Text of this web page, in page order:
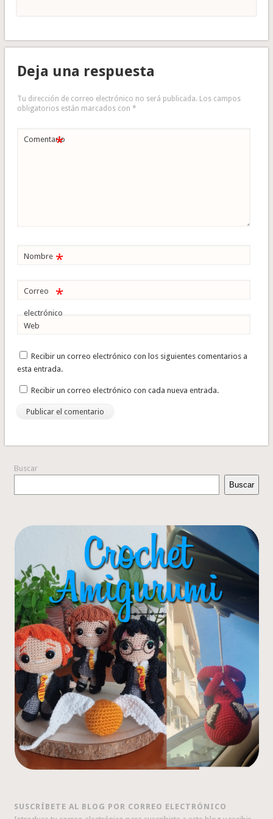
Deja una respuesta
Tu dirección de correo electrónico no será publicada. Los campos
obligatorios están marcados con *
Comentario
*
Nombre *
Correo
electrónico
*
Web
Recibir un correo electrónico con los siguientes comentarios a
esta entrada.
Recibir un correo electrónico con cada nueva entrada.
Buscar
Buscar
SUSCRÍBETE AL BLOG POR CORREO ELECTRÓNICO